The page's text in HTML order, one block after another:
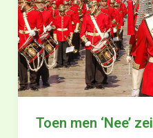
Toen men ‘Nee’ zei